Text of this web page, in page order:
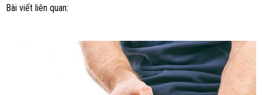
Bài viết liên quan: